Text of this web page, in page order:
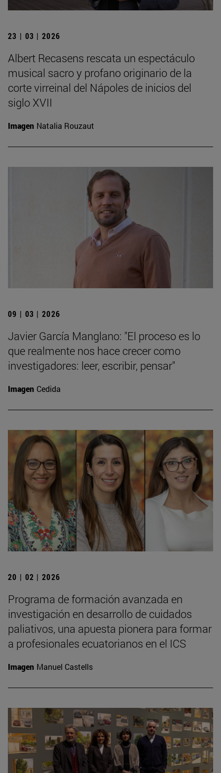
23 | 03 | 2026
Albert Recasens rescata un espectáculo
musical sacro y profano originario de la
corte virreinal del Nápoles de inicios del
siglo XVII
Imagen Natalia Rouzaut
09 | 03 | 2026
Javier García Manglano: "El proceso es lo
que realmente nos hace crecer como
investigadores: leer, escribir, pensar"
Imagen Cedida
20 | 02 | 2026
Programa de formación avanzada en
investigación en desarrollo de cuidados
paliativos, una apuesta pionera para formar
a profesionales ecuatorianos en el ICS
Imagen Manuel Castells